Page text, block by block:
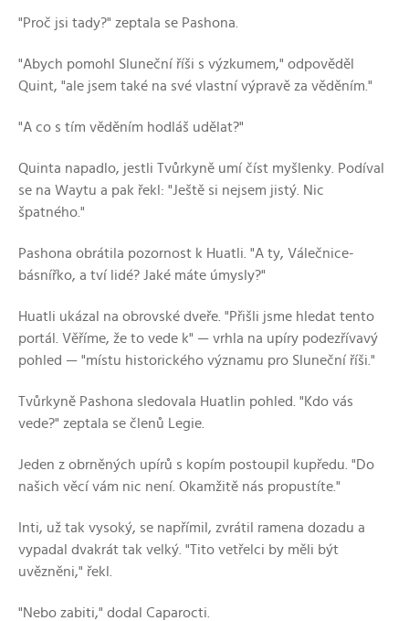
"Proč jsi tady?" zeptala se Pashona.
"Abych pomohl Sluneční říši s výzkumem," odpověděl
Quint, "ale jsem také na své vlastní výpravě za věděním."
"A co s tím věděním hodláš udělat?"
Quinta napadlo, jestli Tvůrkyně umí číst myšlenky. Podíval
se na Waytu a pak řekl: "Ještě si nejsem jistý. Nic
špatného."
Pashona obrátila pozornost k Huatli. "A ty, Válečnice-
básnířko, a tví lidé? Jaké máte úmysly?"
Huatli ukázal na obrovské dveře. "Přišli jsme hledat tento
portál. Věříme, že to vede k" — vrhla na upíry podezřívavý
pohled — "místu historického významu pro Sluneční říši."
Tvůrkyně Pashona sledovala Huatlin pohled. "Kdo vás
vede?" zeptala se členů Legie.
Jeden z obrněných upírů s kopím postoupil kupředu. "Do
našich věcí vám nic není. Okamžitě nás propustíte."
Inti, už tak vysoký, se napřímil, zvrátil ramena dozadu a
vypadal dvakrát tak velký. "Tito vetřelci by měli být
uvězněni," řekl.
"Nebo zabiti," dodal Caparocti.